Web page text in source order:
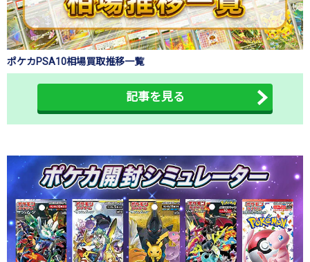
ポケカPSA10相場買取推移一覧
記事を見る